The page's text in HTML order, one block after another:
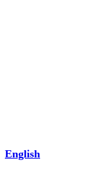
English